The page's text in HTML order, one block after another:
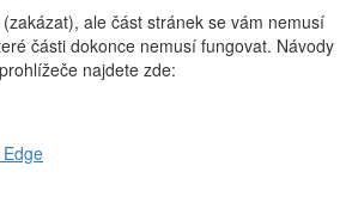
ale část stránek se vám nemusí
části dokonce nemusí fungovat. Návody
najdete zde: